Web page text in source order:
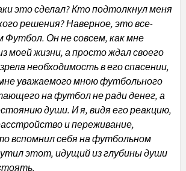
это сделал? Кто подтолкнул меня
решения? Наверное, это все-
Футбол. Он не совсем, как мне
моей жизни, а просто ждал своего
необходимость в его спасении,
уважаемого мною футбольного
на футбол не ради денег, а
души. И я, видя его реакцию,
и переживание,
вспомнил себя на футбольном
этот, идущий из глубины души